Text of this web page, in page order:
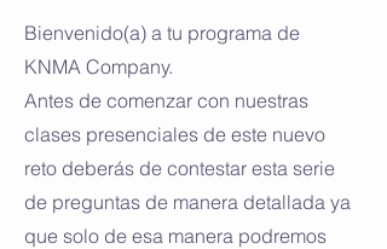
Bienvenido(a) a tu programa de
KNMA Company.
Antes de comenzar con nuestras
clases presenciales de este nuevo
reto deberás de contestar esta serie
de preguntas de manera detallada ya
que solo de esa manera podremos